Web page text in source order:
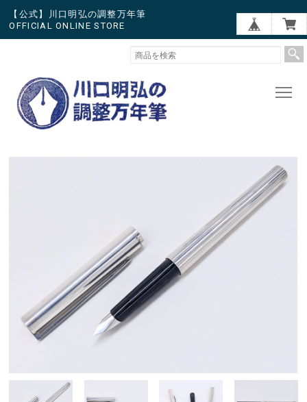
【公式】川口明弘の調整万年筆
OFFICIAL ONLINE STORE